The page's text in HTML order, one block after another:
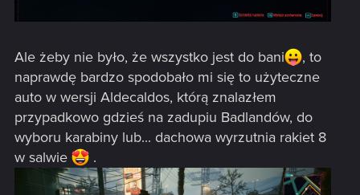
Ale żeby nie było, że wszystko jest do bani
, to
naprawdę bardzo spodobało mi się to użyteczne
auto w wersji Aldecaldos, którą znalazłem
przypadkowo gdzieś na zadupiu Badlandów, do
wyboru karabiny lub... dachowa wyrzutnia rakiet 8
w salwie
.